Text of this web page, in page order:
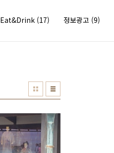
Eat&Drink (17) 정보광고 (9)